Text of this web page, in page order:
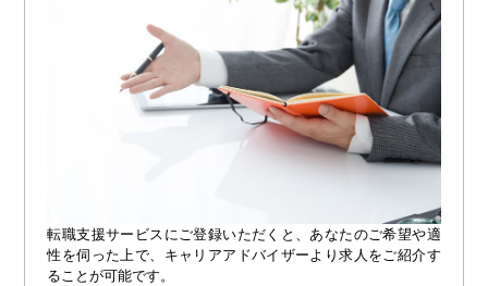
転職支援サービスにご登録いただくと、あなたのご希望や適
性を伺った上で、キャリアアドバイザーより求人をご紹介す
ることが可能です。